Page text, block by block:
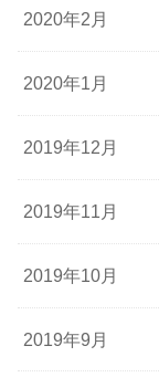
2020年2月
2020年1月
2019年12月
2019年11月
2019年10月
2019年9月